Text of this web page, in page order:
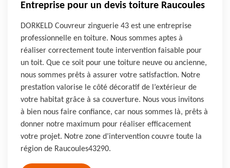
Entreprise pour un devis toiture Raucoules
DORKELD Couvreur zinguerie 43 est une entreprise
professionnelle en toiture. Nous sommes aptes à
réaliser correctement toute intervention faisable pour
un toit. Que ce soit pour une toiture neuve ou ancienne,
nous sommes prêts à assurer votre satisfaction. Notre
prestation valorise le côté décoratif de l’extérieur de
votre habitat grâce à sa couverture. Nous vous invitons
à bien nous faire confiance, car nous sommes là, prêts à
donner notre maximum pour réaliser efficacement
votre projet. Notre zone d’intervention couvre toute la
région de Raucoules43290.